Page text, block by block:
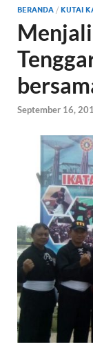
BERANDA / KUTAI
September 16,